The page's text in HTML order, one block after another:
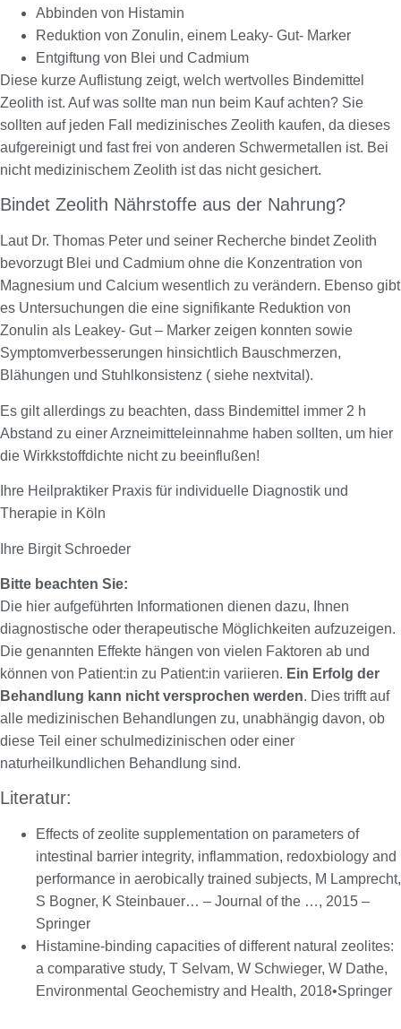
Abbinden von Histamin
Reduktion von Zonulin, einem Leaky- Gut- Marker
Entgiftung von Blei und Cadmium
Diese kurze Auflistung zeigt, welch wertvolles Bindemittel
Zeolith ist. Auf was sollte man nun beim Kauf achten? Sie
sollten auf jeden Fall medizinisches Zeolith kaufen, da dieses
aufgereinigt und fast frei von anderen Schwermetallen ist. Bei
nicht medizinischem Zeolith ist das nicht gesichert.
Bindet Zeolith Nährstoffe aus der Nahrung?
Laut Dr. Thomas Peter und seiner Recherche bindet Zeolith
bevorzugt Blei und Cadmium ohne die Konzentration von
Magnesium und Calcium wesentlich zu verändern. Ebenso gibt
es Untersuchungen die eine signifikante Reduktion von
Zonulin als Leakey- Gut – Marker zeigen konnten sowie
Symptomverbesserungen hinsichtlich Bauschmerzen,
Blähungen und Stuhlkonsistenz ( siehe nextvital).
Es gilt allerdings zu beachten, dass Bindemittel immer 2 h
Abstand zu einer Arzneimitteleinnahme haben sollten, um hier
die Wirkkstoffdichte nicht zu beeinflußen!
Ihre Heilpraktiker Praxis für individuelle Diagnostik und
Therapie in Köln
Ihre Birgit Schroeder
Bitte beachten Sie:
Die hier aufgeführten Informationen dienen dazu, Ihnen
diagnostische oder therapeutische Möglichkeiten aufzuzeigen.
Die genannten Effekte hängen von vielen Faktoren ab und
können von Patient:in zu Patient:in variieren. Ein Erfolg der
Behandlung kann nicht versprochen werden. Dies trifft auf
alle medizinischen Behandlungen zu, unabhängig davon, ob
diese Teil einer schulmedizinischen oder einer
naturheilkundlichen Behandlung sind.
Literatur:
Effects of zeolite supplementation on parameters of
intestinal barrier integrity, inflammation, redoxbiology and
performance in aerobically trained subjects, M Lamprecht,
S Bogner, K Steinbauer… – Journal of the …, 2015 –
Springer
Histamine-binding capacities of different natural zeolites:
a comparative study, T Selvam, W Schwieger, W Dathe,
Environmental Geochemistry and Health, 2018•Springer